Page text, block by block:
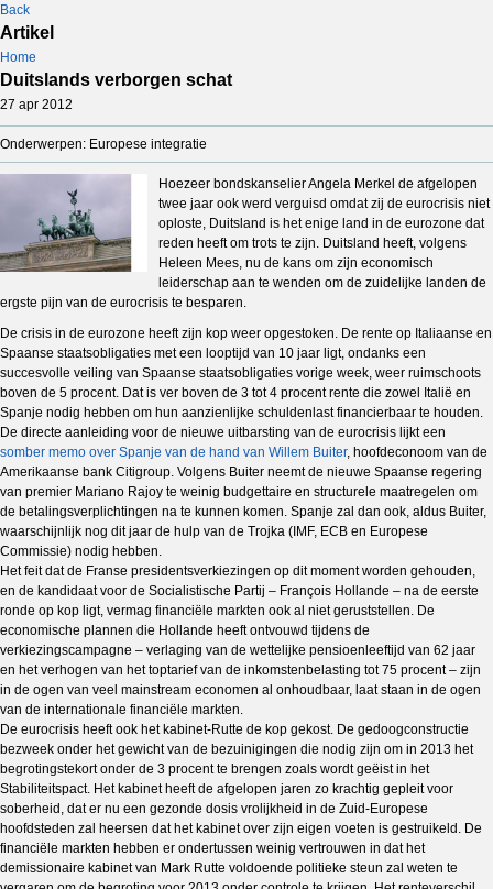
Back
Artikel
Home
Duitslands verborgen schat
27 apr 2012
Onderwerpen: Europese integratie
Hoezeer bondskanselier Angela Merkel de afgelopen
twee jaar ook werd verguisd omdat zij de eurocrisis niet
oploste, Duitsland is het enige land in de eurozone dat
reden heeft om trots te zijn. Duitsland heeft, volgens
Heleen Mees, nu de kans om zijn economisch
leiderschap aan te wenden om de zuidelijke landen de
ergste pijn van de eurocrisis te besparen.
De crisis in de eurozone heeft zijn kop weer opgestoken. De rente op Italiaanse en
Spaanse staatsobligaties met een looptijd van 10 jaar ligt, ondanks een
succesvolle veiling van Spaanse staatsobligaties vorige week, weer ruimschoots
boven de 5 procent. Dat is ver boven de 3 tot 4 procent rente die zowel Italië en
Spanje nodig hebben om hun aanzienlijke schuldenlast financierbaar te houden.
De directe aanleiding voor de nieuwe uitbarsting van de eurocrisis lijkt een
somber memo over Spanje van de hand van Willem Buiter, hoofdeconoom van de
Amerikaanse bank Citigroup. Volgens Buiter neemt de nieuwe Spaanse regering
van premier Mariano Rajoy te weinig budgettaire en structurele maatregelen om
de betalingsverplichtingen na te kunnen komen. Spanje zal dan ook, aldus Buiter,
waarschijnlijk nog dit jaar de hulp van de Trojka (IMF, ECB en Europese
Commissie) nodig hebben.
Het feit dat de Franse presidentsverkiezingen op dit moment worden gehouden,
en de kandidaat voor de Socialistische Partij – François Hollande – na de eerste
ronde op kop ligt, vermag financiële markten ook al niet geruststellen. De
economische plannen die Hollande heeft ontvouwd tijdens de
verkiezingscampagne – verlaging van de wettelijke pensioenleeftijd van 62 jaar
en het verhogen van het toptarief van de inkomstenbelasting tot 75 procent – zijn
in de ogen van veel mainstream economen al onhoudbaar, laat staan in de ogen
van de internationale financiële markten.
De eurocrisis heeft ook het kabinet-Rutte de kop gekost. De gedoogconstructie
bezweek onder het gewicht van de bezuinigingen die nodig zijn om in 2013 het
begrotingstekort onder de 3 procent te brengen zoals wordt geëist in het
Stabiliteitspact. Het kabinet heeft de afgelopen jaren zo krachtig gepleit voor
soberheid, dat er nu een gezonde dosis vrolijkheid in de Zuid-Europese
hoofdsteden zal heersen dat het kabinet over zijn eigen voeten is gestruikeld. De
financiële markten hebben er ondertussen weinig vertrouwen in dat het
demissionaire kabinet van Mark Rutte voldoende politieke steun zal weten te